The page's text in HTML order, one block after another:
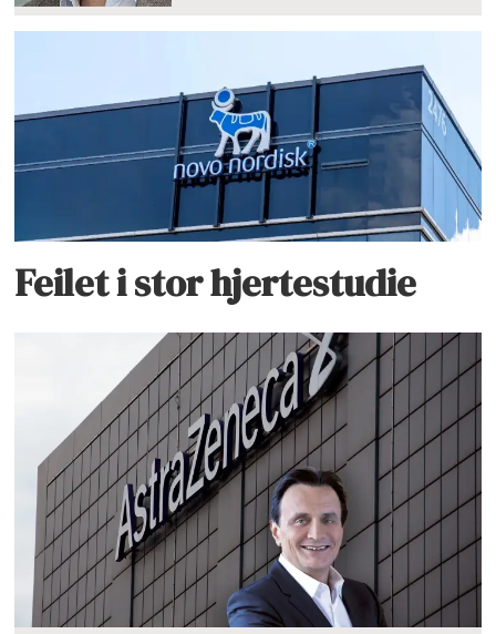
Feilet i stor hjertestudie